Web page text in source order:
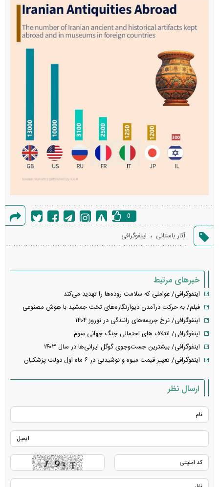
خطا
0
آثار باستانی ، اینفوگرافی
خبرهای مرتبط
اینفوگرافی/ عواملی که سلامت روده‌ها را تهدید می‌کند
فیلم/ به حرکت درآمدن دیوارنگاره‌های تخت جمشید با هوش مصنوعی
اینفوگرافی/ نرخ جریمه‌های رانندگی در نوروز ۱۴۰۴
اینفوگرافی/ ائتلاف های احتمالی جنگ جهانی سوم
اینفوگرافی/ بیشترین جست‌وجوی گوگل ایرانی‌ها در سال ۱۴۰۳
اینفوگرافی/ تغییر قیمت میوه و نوشیدنی در ۶ ماه اول دولت پزشکیان
ارسال نظر